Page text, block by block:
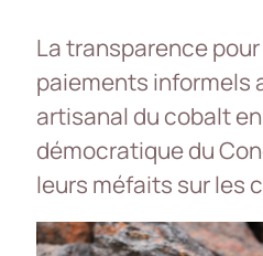
La transparence
paiements informels
artisanal du cobalt
démocratique du
leurs méfaits sur les